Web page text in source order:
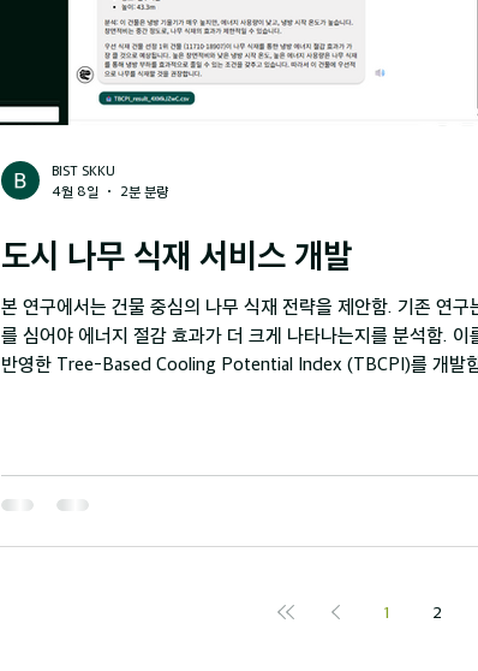
도시 나무 식재 서비스 개발
본 연구에서는 건물 중심의 나무 식재 전략을 제안함. 기존 연
를 심어야 에너지 절감 효과가 더 크게 나타나는지를 분석함.
반영한 Tree-Based Cooling Potential Index (TBCPI)를 개발
BIST SKKU
4월 8일
2분 분량
1 2